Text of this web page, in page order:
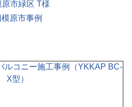
原市緑区 T様
原市事例